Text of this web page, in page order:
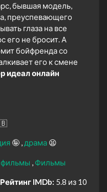
бывшая модель,
преуспевающего
глаза на все
его не бросит. А
бойфренда со
его к смене
идеал онлайн
🤪 драма 😫
Фильмы
Рейтинг IMDb: 5.8 из 10